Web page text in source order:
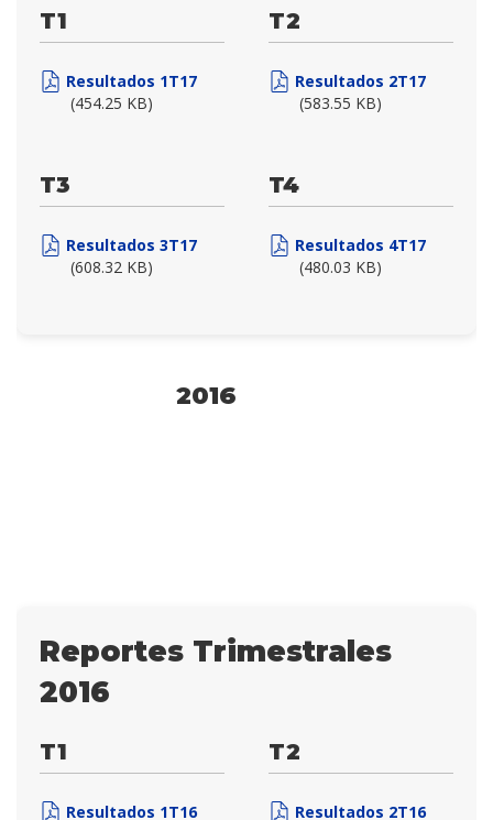
T1
Resultados 1T17
(454.25 KB)
T2
Resultados 2T17
(583.55 KB)
T3
Resultados 3T17
(608.32 KB)
T4
Resultados 4T17
(480.03 KB)
2016
Reportes Trimestrales
2016
T1
Resultados 1T16
T2
Resultados 2T16